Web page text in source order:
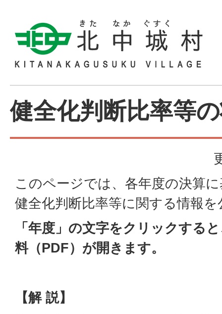
健全化判断比率等
このページでは、各年度の決算
健全化判断比率等に関する情報
「年度」の文字をクリックする
料（PDF）が開きます。
【解 説】